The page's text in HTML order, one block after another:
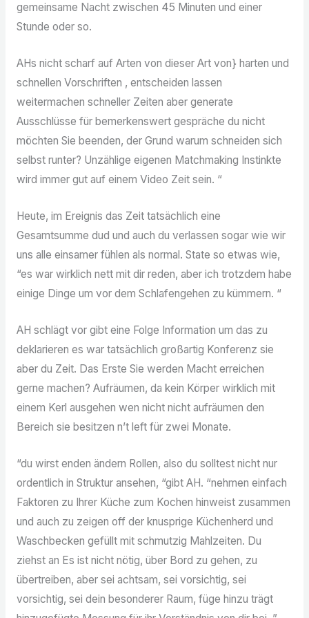
gemeinsame Nacht zwischen 45 Minuten und einer
Stunde oder so.
AHs nicht scharf auf Arten von dieser Art von} harten und
schnellen Vorschriften , entscheiden lassen
weitermachen schneller Zeiten aber generate
Ausschlüsse für bemerkenswert gespräche du nicht
möchten Sie beenden, der Grund warum schneiden sich
selbst runter? Unzählige eigenen Matchmaking Instinkte
wird immer gut auf einem Video Zeit sein. “
Heute, im Ereignis das Zeit tatsächlich eine
Gesamtsumme dud und auch du verlassen sogar wie wir
uns alle einsamer fühlen als normal. State so etwas wie,
“es war wirklich nett mit dir reden, aber ich trotzdem habe
einige Dinge um vor dem Schlafengehen zu kümmern. “
AH schlägt vor gibt eine Folge Information um das zu
deklarieren es war tatsächlich großartig Konferenz sie
aber du Zeit. Das Erste Sie werden Macht erreichen
gerne machen? Aufräumen, da kein Körper wirklich mit
einem Kerl ausgehen wen nicht nicht aufräumen den
Bereich sie besitzen n’t left für zwei Monate.
“du wirst enden ändern Rollen, also du solltest nicht nur
ordentlich in Struktur ansehen, “gibt AH. “nehmen einfach
Faktoren zu Ihrer Küche zum Kochen hinweist zusammen
und auch zu zeigen off der knusprige Küchenherd und
Waschbecken gefüllt mit schmutzig Mahlzeiten. Du
ziehst an Es ist nicht nötig, über Bord zu gehen, zu
übertreiben, aber sei achtsam, sei vorsichtig, sei
vorsichtig, sei dein besonderer Raum, füge hinzu trägt